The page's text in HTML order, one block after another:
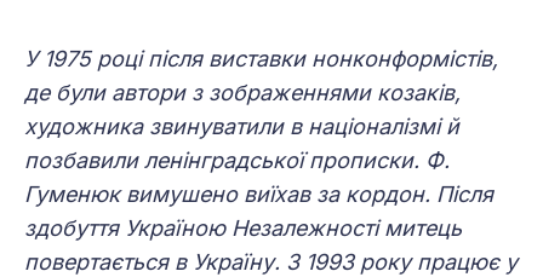
У 1975 році після виставки нонконформістів,
де були автори з зображеннями козаків,
художника звинуватили в націоналізмі й
позбавили ленінградської прописки. Ф.
Гуменюк вимушено виїхав за кордон. Після
здобуття Україною Незалежності митець
повертається в Україну. З 1993 року працює у